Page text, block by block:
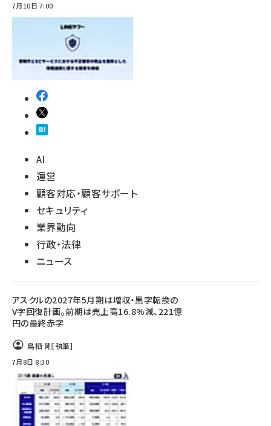
7月10日 7:00
AI
運営
顧客対応・顧客サポート
セキュリティ
業界動向
行政・法律
ニュース
アスクルの2027年5月期は増収・黒字転換の
V字回復計画。前期は売上高16.8%減、221億
円の最終赤字
鳥栖 剛[執筆]
7月8日 8:30